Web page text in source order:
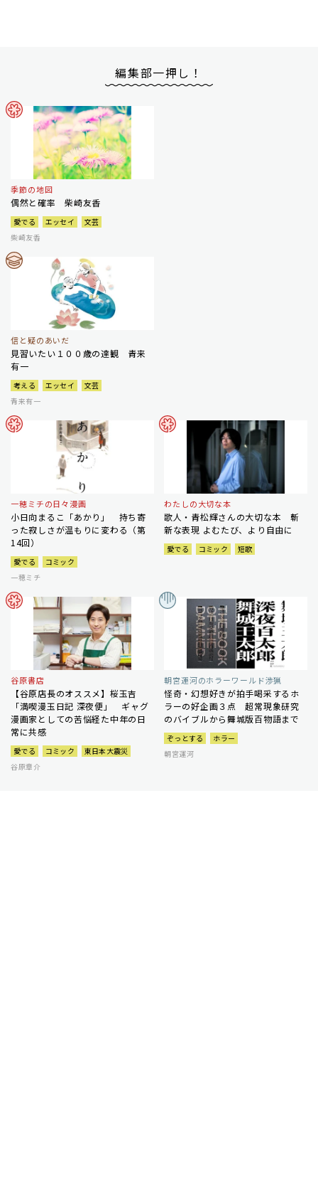
編集部一押し！
季節の地図
偶然と確率 柴崎友香
愛でる エッセイ
文芸
柴崎友香
信と疑のあいだ
見習いたい１００歳の達観 青来
有一
考える エッセイ
文芸
青来有一
一穂ミチの日々漫画
小日向まるこ「あかり」 持ち寄
った寂しさが温もりに変わる（第
14回）
愛でる
コミック
一穂ミチ
わたしの大切な本
歌人・青松輝さんの大切な本 斬
新な表現 よむたび、より自由に
愛でる コミック 短歌
谷原書店
【谷原店長のオススメ】桜玉吉
「満喫漫玉日記 深夜便」 ギャグ
漫画家としての苦悩経た中年の日
常に共感
愛でる コミック
東日本大震災
谷原章介
朝宮運河のホラーワールド渉猟
怪奇・幻想好きが拍手喝采するホ
ラーの好企画３点 超常現象研究
のバイブルから舞城版百物語まで
ぞっとする
ホラー
朝宮運河